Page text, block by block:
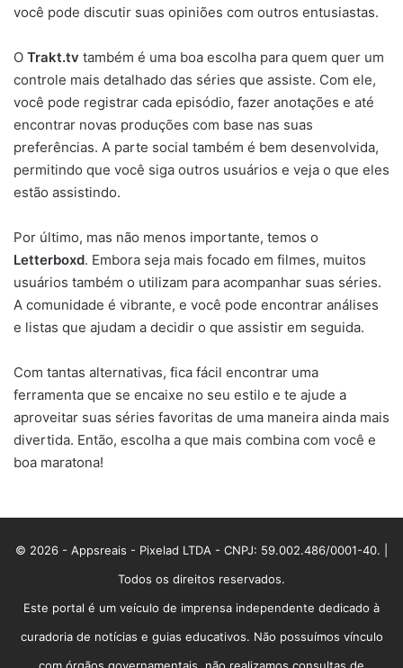
você pode discutir suas opiniões com outros entusiastas.
O Trakt.tv também é uma boa escolha para quem quer um
controle mais detalhado das séries que assiste. Com ele,
você pode registrar cada episódio, fazer anotações e até
encontrar novas produções com base nas suas
preferências. A parte social também é bem desenvolvida,
permitindo que você siga outros usuários e veja o que eles
estão assistindo.
Por último, mas não menos importante, temos o
Letterboxd. Embora seja mais focado em filmes, muitos
usuários também o utilizam para acompanhar suas séries.
A comunidade é vibrante, e você pode encontrar análises
e listas que ajudam a decidir o que assistir em seguida.
Com tantas alternativas, fica fácil encontrar uma
ferramenta que se encaixe no seu estilo e te ajude a
aproveitar suas séries favoritas de uma maneira ainda mais
divertida. Então, escolha a que mais combina com você e
boa maratona!
© 2026 - Appsreais - Pixelad LTDA - CNPJ: 59.002.486/0001-40. |
Todos os direitos reservados.
Este portal é um veículo de imprensa independente dedicado à
curadoria de notícias e guias educativos. Não possuímos vínculo
com órgãos governamentais, não realizamos consultas de